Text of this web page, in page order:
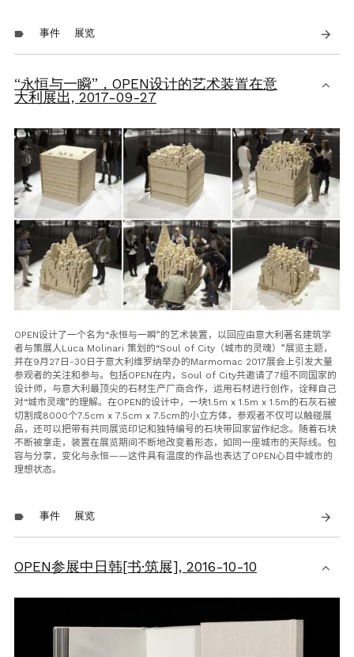
label 事件 展览 arrow_forward
“永恒与一瞬”，OPEN设计的艺术装置在意
大利展出, 2017-09-27
OPEN设计了一个名为“永恒与一瞬”的艺术装置，以回应由意大利著名建筑学
者与策展人Luca Molinari 策划的“Soul of City（城市的灵魂）”展览主题，
并在9月 27 日 -30 日于意大利维罗纳举办的Marmomac 2017展会上引发大量
参观者的关注和参与。包括OPEN在内， Soul of City共邀请了7组不同国家的
设计师，与意大利最顶尖的石材生产厂商合作，运用石材进行创作，诠释自己
对“城市灵魂”的理解。在OPEN的设计中，一块1.5m x 1.5m x 1.5m的石灰石被
切割成8000个7.5cm x 7.5cm x 7.5cm的小立方体，参观者不仅可以触碰展
品，还可以把带有共同展览印记和独特编号的石块带回家留作纪念。随着石块
不断被拿走，装置在展览期间不断地改变着形态，如同一座城市的天际线。包
容与分享，变化与永恒——这件具有温度的作品也表达了OPEN心目中城市的
理想状态。
label 事件 展览 arrow_forward
OPEN参展中日韩[书·筑展], 2016-10-10